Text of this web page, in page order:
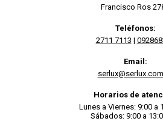
Francisco Ros
Teléfonos:
2711 7113 |
Email:
Horarios de
Lunes a Viernes: 9:00 a
Sábados: 9:00 a